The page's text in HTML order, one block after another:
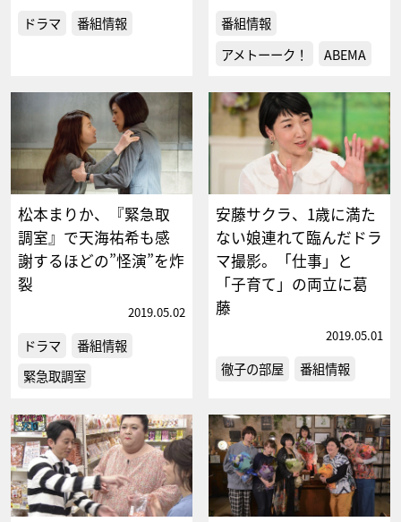
ドラマ 番組情報
番組情報
アメトーーク！
ABEMA
松本まりか、『緊急取
調室』で天海祐希も感
謝するほどの”怪演”を炸
裂
2019.05.02
ドラマ
番組情報
緊急取調室
安藤サクラ、1歳に満た
ない娘連れて臨んだドラ
マ撮影。「仕事」と
「子育て」の両立に葛
藤
2019.05.01
徹子の部屋 番組情報